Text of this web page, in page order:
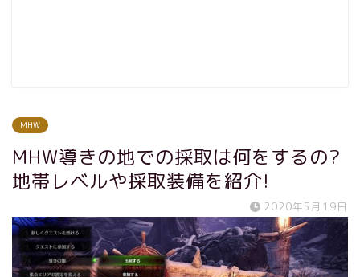
MHW
MHW導きの地での採取は何をするの?
地帯レベルや採取装備を紹介!
2020年5月19日